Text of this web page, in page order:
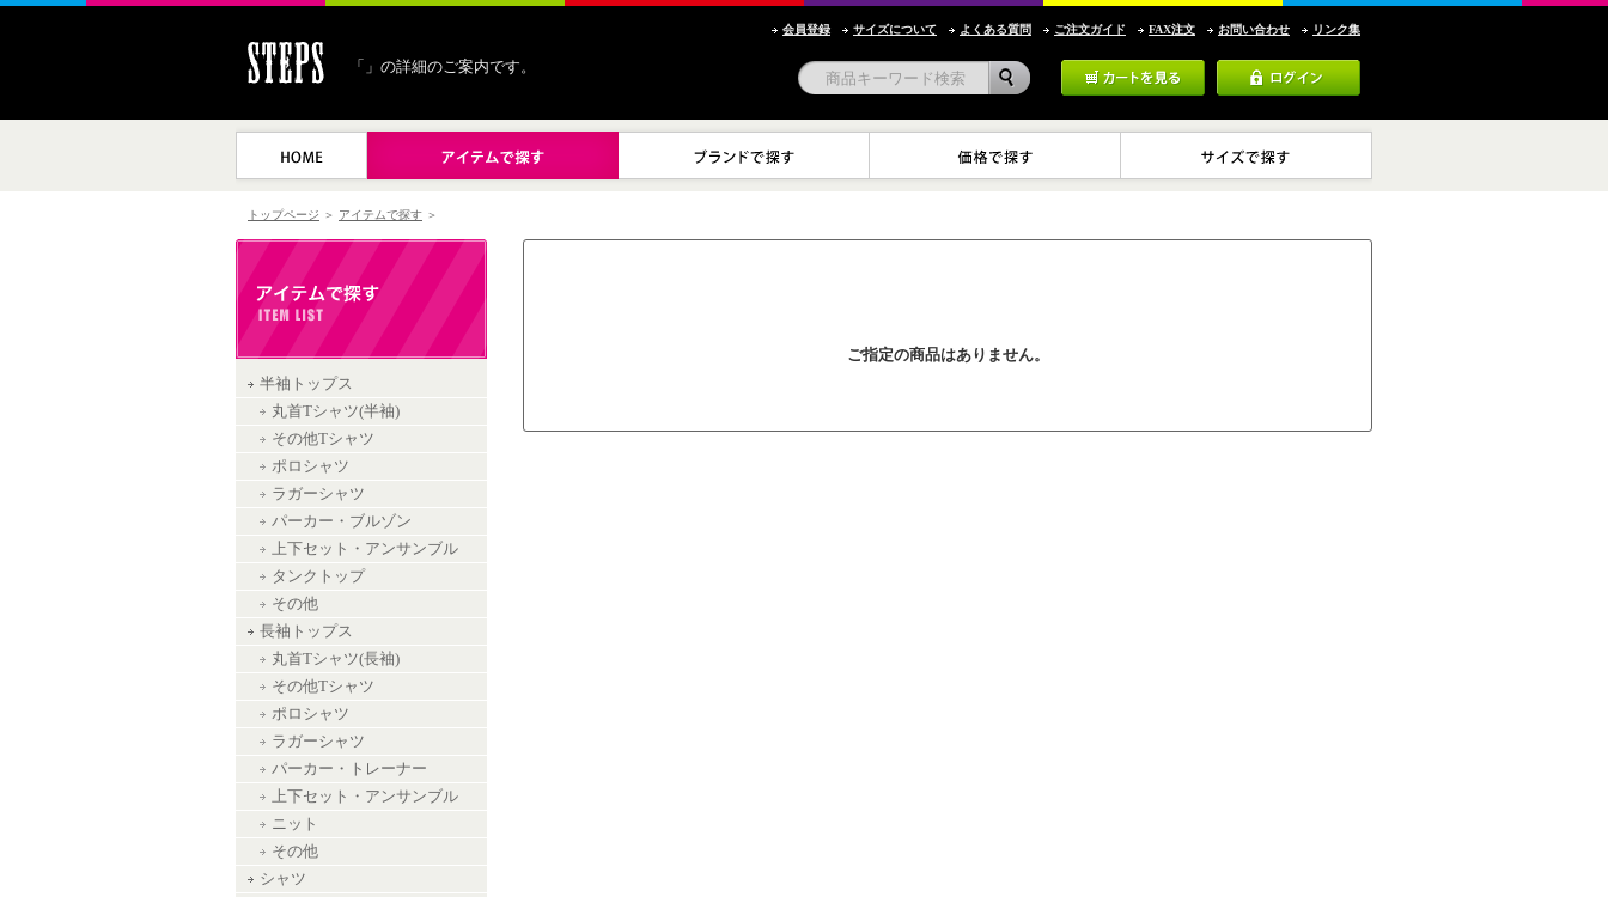
「」の詳細のご案内です。
会員登録 サイズについて よくある質問 ご注文ガイド FAX注文 お問い合わせ リンク集
トップページ ＞ アイテムで探す ＞
半袖トップス
丸首Tシャツ(半袖)
その他Tシャツ
ポロシャツ
ラガーシャツ
パーカー・ブルゾン
上下セット・アンサンブル
タンクトップ
その他
長袖トップス
丸首Tシャツ(長袖)
その他Tシャツ
ポロシャツ
ラガーシャツ
パーカー・トレーナー
上下セット・アンサンブル
ニット
その他
シャツ
ご指定の商品はありません。